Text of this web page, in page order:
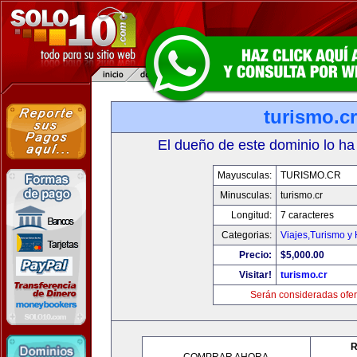
turismo.cr
El dueño de este dominio lo
Mayusculas:
TURISMO.CR
Minusculas:
turismo.cr
Longitud:
7 caracteres
Categorias:
Viajes,Turismo y
Precio:
$5,000.00
Visitar!
turismo.cr
Serán consideradas